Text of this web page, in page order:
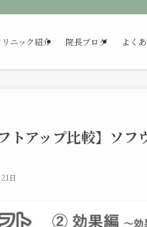
リニック紹介 院長ブログ よく
アップ比較】ソフ
日